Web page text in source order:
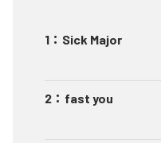
1 ： Sick Major
2 ： fast you